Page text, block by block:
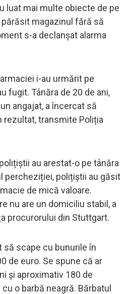
luat mai multe obiecte de pe
magazinul fără să
s-a declanșat alarma
i-au urmărit pe
fugit. Tânăra de 20 de ani,
angajat, a încercat să
rezultat, transmite Poliția
au arestat-o pe tânăra
percheziției, polițiștii au găsit
de mică valoare.
nu are un domiciliu stabil, a
procurorului din Stuttgart.
să scape cu bunurile în
de euro. Se spune că ar
și aproximativ 180 de
o barbă neagră. Bărbatul